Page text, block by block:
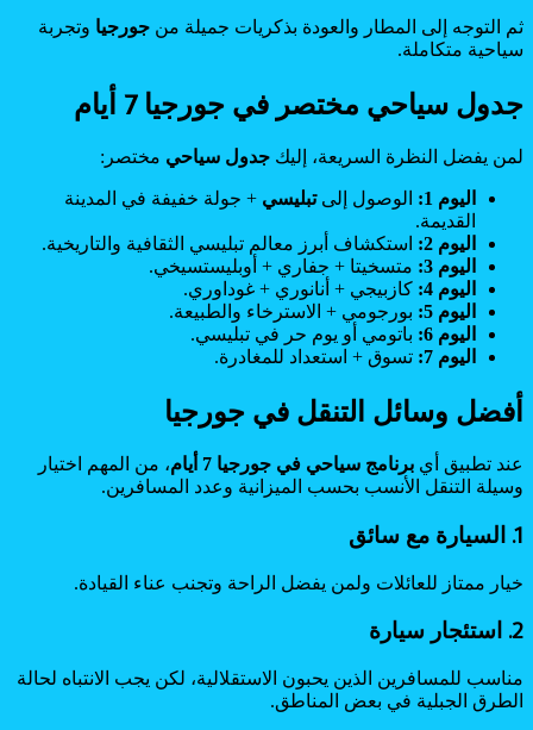
ثم التوجه إلى المطار والعودة بذكريات جميلة من جورجيا وتجربة
سياحية متكاملة.
جدول سياحي مختصر في جورجيا 7 أيام
لمن يفضل النظرة السريعة، إليك جدول سياحي مختصر:
اليوم 1: الوصول إلىتبليسي + جولة خفيفة في المدينة
القديمة.
اليوم 2:
استكشاف أبرز معالم تبليسي الثقافية والتاريخية.
اليوم 3:
متسخيتا + جفاري + أوبليستسيخي.
اليوم 4:
كازبيجي + أنانوري + غوداوري.
اليوم 5:
بورجومي + الاسترخاء والطبيعة.
اليوم 6:
باتومي أو يوم حر في تبليسي.
اليوم 7:
تسوق + استعداد للمغادرة.
أفضل وسائل التنقل في جورجيا
عند تطبيق أي برنامج سياحي في جورجيا 7 أيام
، من المهم اختيار
وسيلة التنقل الأنسب بحسب الميزانية وعدد المسافرين.
1. السيارة مع سائق
خيار ممتاز للعائلات ولمن يفضل الراحة وتجنب عناء القيادة.
2. استئجار سيارة
مناسب للمسافرين الذين يحبون الاستقلالية، لكن يجب الانتباه لحالة
الطرق الجبلية في بعض المناطق.